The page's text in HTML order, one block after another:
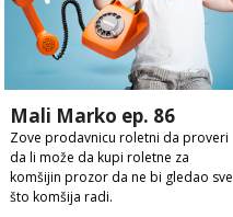
Mali Marko ep. 86
Zove prodavnicu roletni da proveri
da li može da kupi roletne za
komšijin prozor da ne bi gledao sve
što komšija radi.